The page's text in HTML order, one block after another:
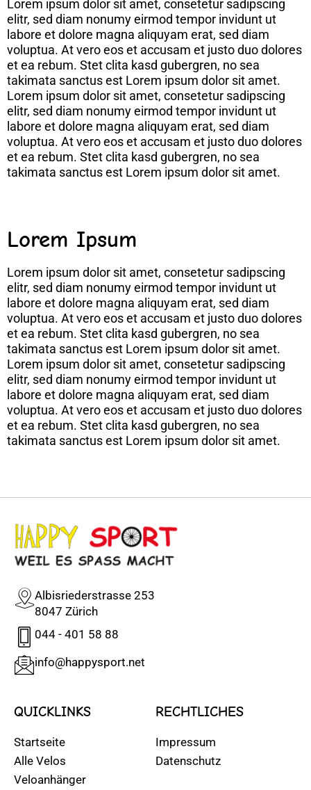
Lorem ipsum dolor sit amet, consetetur sadipscing
elitr, sed diam nonumy eirmod tempor invidunt ut
labore et dolore magna aliquyam erat, sed diam
voluptua. At vero eos et accusam et justo duo dolores
et ea rebum. Stet clita kasd gubergren, no sea
takimata sanctus est Lorem ipsum dolor sit amet.
Lorem ipsum dolor sit amet, consetetur sadipscing
elitr, sed diam nonumy eirmod tempor invidunt ut
labore et dolore magna aliquyam erat, sed diam
voluptua. At vero eos et accusam et justo duo dolores
et ea rebum. Stet clita kasd gubergren, no sea
takimata sanctus est Lorem ipsum dolor sit amet.
Lorem Ipsum
Lorem ipsum dolor sit amet, consetetur sadipscing
elitr, sed diam nonumy eirmod tempor invidunt ut
labore et dolore magna aliquyam erat, sed diam
voluptua. At vero eos et accusam et justo duo dolores
et ea rebum. Stet clita kasd gubergren, no sea
takimata sanctus est Lorem ipsum dolor sit amet.
Lorem ipsum dolor sit amet, consetetur sadipscing
elitr, sed diam nonumy eirmod tempor invidunt ut
labore et dolore magna aliquyam erat, sed diam
voluptua. At vero eos et accusam et justo duo dolores
et ea rebum. Stet clita kasd gubergren, no sea
takimata sanctus est Lorem ipsum dolor sit amet.
Albisriederstrasse 253
8047 Zürich
044 - 401 58 88
info@happysport.net
QUICKLINKS
Startseite
Alle Velos
Veloanhänger
RECHTLICHES
Impressum
Datenschutz